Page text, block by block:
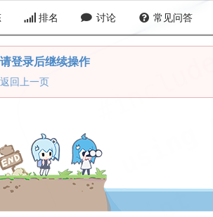
排名 讨论 常见问答